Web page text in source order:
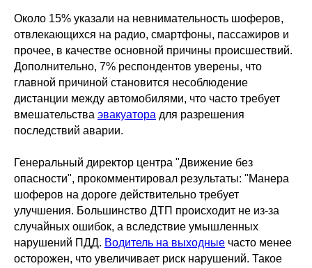
Около 15% указали на невнимательность шоферов,
отвлекающихся на радио, смартфоны, пассажиров и
прочее, в качестве основной причины происшествий.
Дополнительно, 7% респондентов уверены, что
главной причиной становится несоблюдение
дистанции между автомобилями, что часто требует
вмешательства эвакуатора для разрешения
последствий аварии.
Генеральный директор центра "Движение без
опасности", прокомментировал результаты: "Манера
шоферов на дороге действительно требует
улучшения. Большинство ДТП происходит не из-за
случайных ошибок, а вследствие умышленных
нарушений ПДД. Водитель на выходные часто менее
осторожен, что увеличивает риск нарушений. Такое